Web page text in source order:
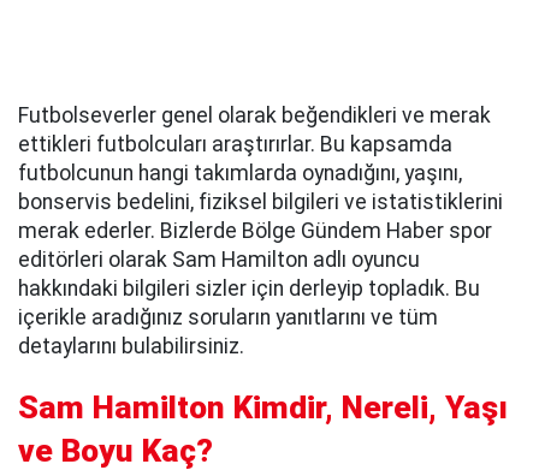
Futbolseverler genel olarak beğendikleri ve merak
ettikleri futbolcuları araştırırlar. Bu kapsamda
futbolcunun hangi takımlarda oynadığını, yaşını,
bonservis bedelini, fiziksel bilgileri ve istatistiklerini
merak ederler. Bizlerde Bölge Gündem Haber spor
editörleri olarak Sam Hamilton adlı oyuncu
hakkındaki bilgileri sizler için derleyip topladık. Bu
içerikle aradığınız soruların yanıtlarını ve tüm
detaylarını bulabilirsiniz.
Sam Hamilton Kimdir, Nereli, Yaşı
ve Boyu Kaç?